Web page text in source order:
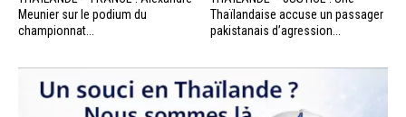
Meunier sur le podium du
championnat...
Thaïlandaise accuse un passager
pakistanais d’agression...